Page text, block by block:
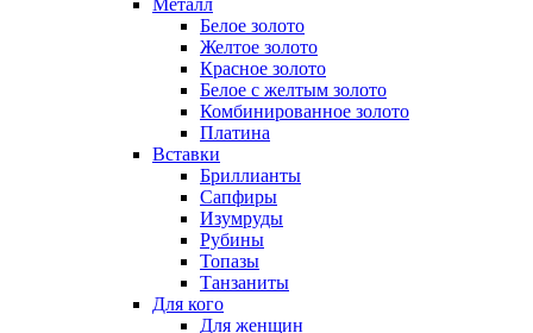
Металл
Белое золото
Желтое золото
Красное золото
Белое с желтым золото
Комбинированное золото
Платина
Вставки
Бриллианты
Сапфиры
Изумруды
Рубины
Топазы
Танзаниты
Для кого
Для женщин